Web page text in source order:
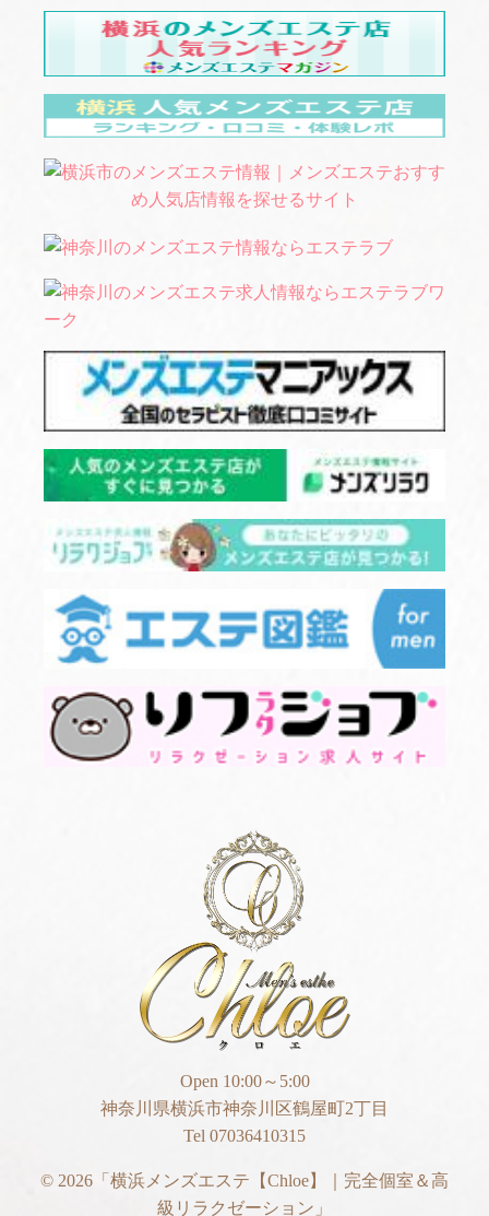
Open 10:00～5:00
神奈川県横浜市神奈川区鶴屋町2丁目
Tel 07036410315
© 2026 「横浜メンズエステ【Chloe】｜完全個室＆高
級リラクゼーション」